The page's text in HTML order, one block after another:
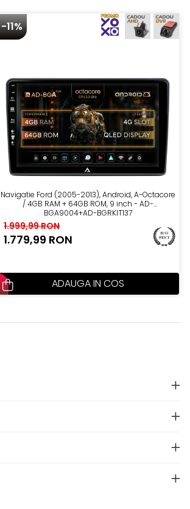
-11%
Navigatie Ford (2005-2013), Android, A-Octacore
/ 4GB RAM + 64GB ROM, 9 inch - AD-
BGA9004+AD-BGRKIT137
1.999,99 RON
1.779,99 RON
ADAUGA IN COS